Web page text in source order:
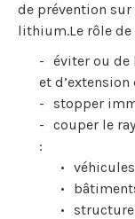
de prévention
lithium.Le rôle
éviter ou
et
stopper
couper le
: